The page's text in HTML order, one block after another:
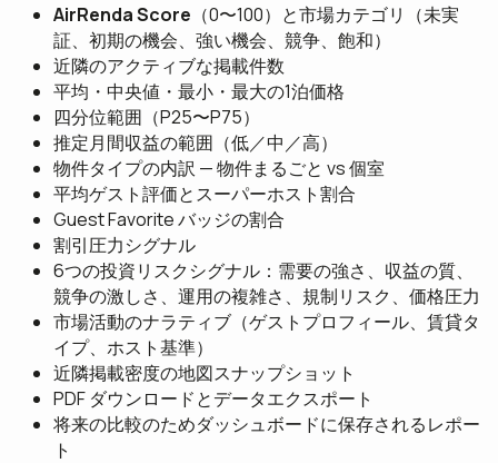
AirRenda Score （0〜100）と市場カテゴリ（未実
証、初期の機会、強い機会、競争、飽和）
近隣のアクティブな掲載件数
平均・中央値・最小・最大の1泊価格
四分位範囲（P25〜P75）
推定月間収益の範囲（低／中／高）
物件タイプの内訳 — 物件まるごと vs 個室
平均ゲスト評価とスーパーホスト割合
Guest Favorite バッジの割合
割引圧力シグナル
6つの投資リスクシグナル：需要の強さ、収益の質、
競争の激しさ、運用の複雑さ、規制リスク、価格圧力
市場活動のナラティブ（ゲストプロフィール、賃貸タ
イプ、ホスト基準）
近隣掲載密度の地図スナップショット
PDF ダウンロードとデータエクスポート
将来の比較のためダッシュボードに保存されるレポー
ト